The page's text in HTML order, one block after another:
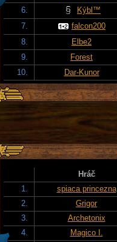
6.
Kýbl™
7.
falcon200
8.
Elbe2
9.
Forest
10.
Dar-Kunor
Hráč
1.
spiaca princezna
2.
Grigor
3.
Archetonix
4.
Magico I.